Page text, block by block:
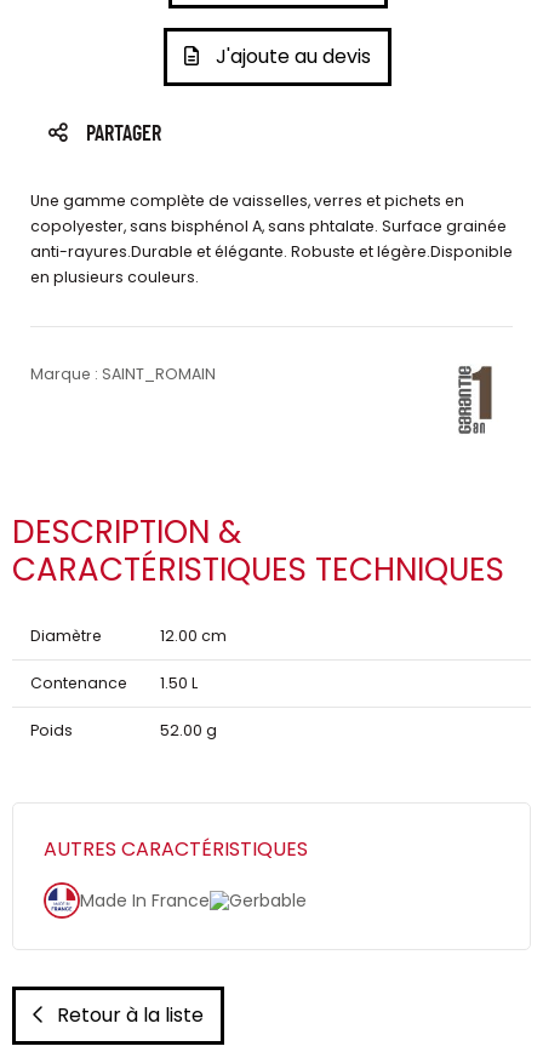
J'ajoute au devis
PARTAGER
Une gamme complète de vaisselles, verres et pichets en
copolyester, sans bisphénol A, sans phtalate. Surface grainée
anti-rayures.Durable et élégante. Robuste et légère.Disponible
en plusieurs couleurs.
Marque : SAINT_ROMAIN
DESCRIPTION &
CARACTÉRISTIQUES TECHNIQUES
Diamètre 12.00 cm
Contenance 1.50 L
Poids 52.00 g
AUTRES CARACTÉRISTIQUES
Made In France Gerbable
Retour à la liste